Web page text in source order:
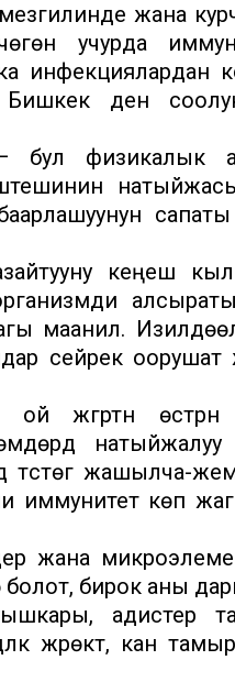
жана
учурда
инфекциялардан
ден
бул физикалык
сапаты
кеңеш
маанилүү.
сейрек
натыйжалуу
түстөгү жашылча-
иммунитет көп
жана
болот, бирок аны
адистер
жүрөктү, кан